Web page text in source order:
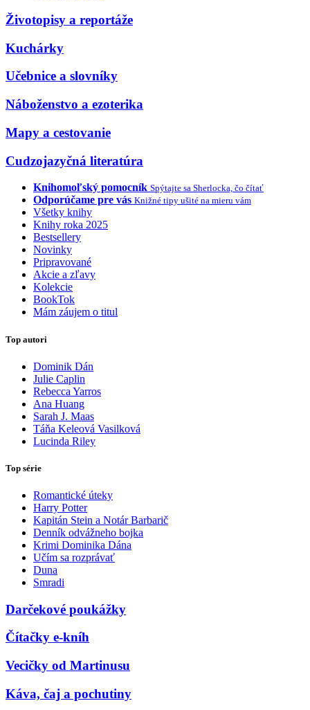
Životopisy a reportáže
Kuchárky
Učebnice a slovníky
Náboženstvo a ezoterika
Mapy a cestovanie
Cudzojazyčná literatúra
Knihomoľský pomocník Spýtajte sa Sherlocka, čo čítať
Odporúčame pre vás Knižné tipy ušité na mieru vám
Všetky knihy
Knihy roka 2025
Bestsellery
Novinky
Pripravované
Akcie a zľavy
Kolekcie
BookTok
Mám záujem o titul
Top autori
Dominik Dán
Julie Caplin
Rebecca Yarros
Ana Huang
Sarah J. Maas
Táňa Keleová Vasilková
Lucinda Riley
Top série
Romantické úteky
Harry Potter
Kapitán Stein a Notár Barbarič
Denník odvážneho bojka
Krimi Dominika Dána
Učím sa rozprávať
Duna
Smradi
Darčekové poukážky
Čítačky e-kníh
Vecičky od Martinusu
Káva, čaj a pochutiny